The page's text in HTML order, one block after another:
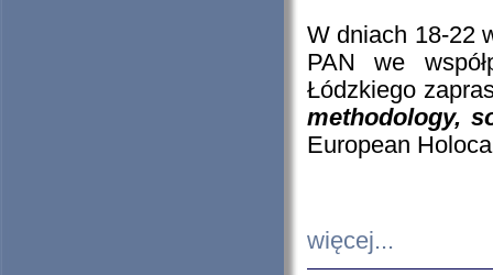
W dniach 18-22
PAN we
Łódzkiego
methodology,
European
więcej...